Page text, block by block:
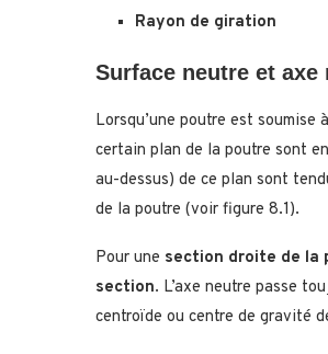
Rayon de giration
Surface neutre et axe
Lorsqu’une poutre est
certain plan de la poutre sont
au-dessus) de ce plan sont
de la poutre (voir figure 8.1).
Pour une section droite de la
section. L’axe neutre passe
centroïde ou centre de gravité